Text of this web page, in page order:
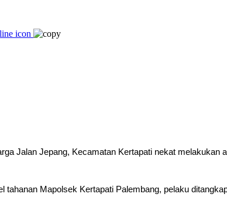
Jalan Jepang, Kecamatan Kertapati nekat
Mapolsek Kertapati Palembang, pelaku